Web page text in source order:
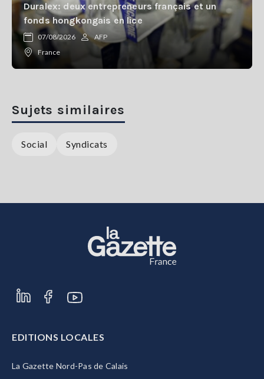
Duralex: deux entrepreneurs français et un
fonds hongkongais en lice
07/08/2026
AFP
France
Sujets similaires
Social Syndicats
EDITIONS LOCALES
La Gazette Nord-Pas de Calais